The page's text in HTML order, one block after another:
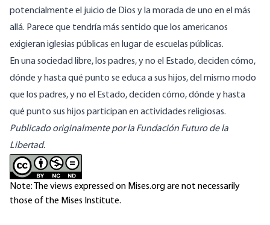
potencialmente el juicio de Dios y la morada de uno en el más
allá. Parece que tendría más sentido que los americanos
exigieran iglesias públicas en lugar de escuelas públicas.
En una sociedad libre, los padres, y no el Estado, deciden cómo,
dónde y hasta qué punto se educa a sus hijos, del mismo modo
que los padres, y no el Estado, deciden cómo, dónde y hasta
qué punto sus hijos participan en actividades religiosas.
Publicado originalmente por la Fundación Futuro de la
Libertad.
Note: The views expressed on Mises.org are not necessarily
those of the Mises Institute.